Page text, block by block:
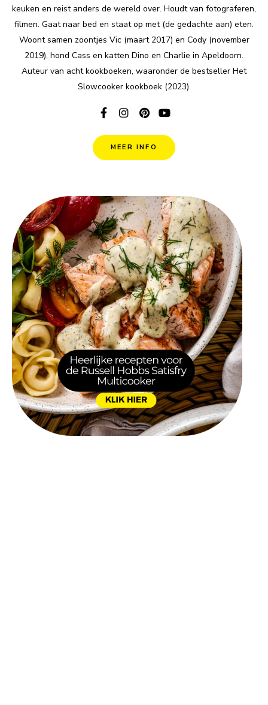
keuken en reist anders de wereld over. Houdt van fotograferen,
filmen. Gaat naar bed en staat op met (de gedachte aan) eten.
Woont samen zoontjes Vic (maart 2017) en Cody (november
2019), hond Cass en katten Dino en Charlie in Apeldoorn.
Auteur van acht kookboeken, waaronder de bestseller Het
Slowcooker kookboek (2023).
MEER INFO